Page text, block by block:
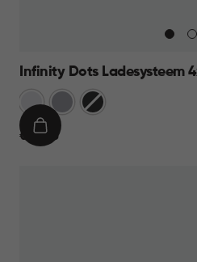
Infinity Dots Ladesysteem
Licht
Grijs
Donkergrijs
€
€ 39,95
IN